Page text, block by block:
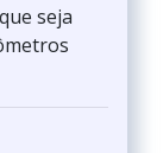
seja